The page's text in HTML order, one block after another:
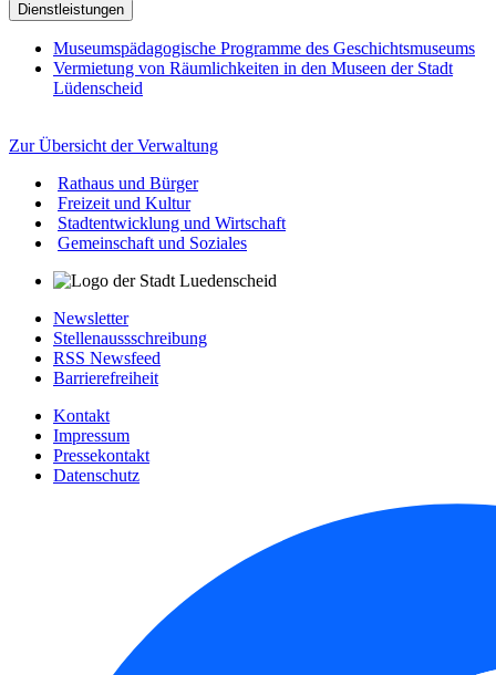
Dienstleistungen
Museumspädagogische Programme des Geschichtsmuseums
Vermietung von Räumlichkeiten in den Museen der Stadt
Lüdenscheid
Zur Übersicht der Verwaltung
Rathaus und Bürger
Freizeit und Kultur
Stadtentwicklung und Wirtschaft
Gemeinschaft und Soziales
Newsletter
Stellenaussschreibung
RSS Newsfeed
Barrierefreiheit
Kontakt
Impressum
Pressekontakt
Datenschutz